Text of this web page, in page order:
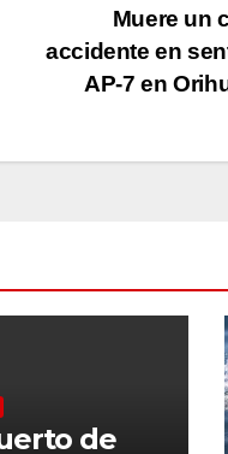
Muere un
accidente en
AP-7 en
de